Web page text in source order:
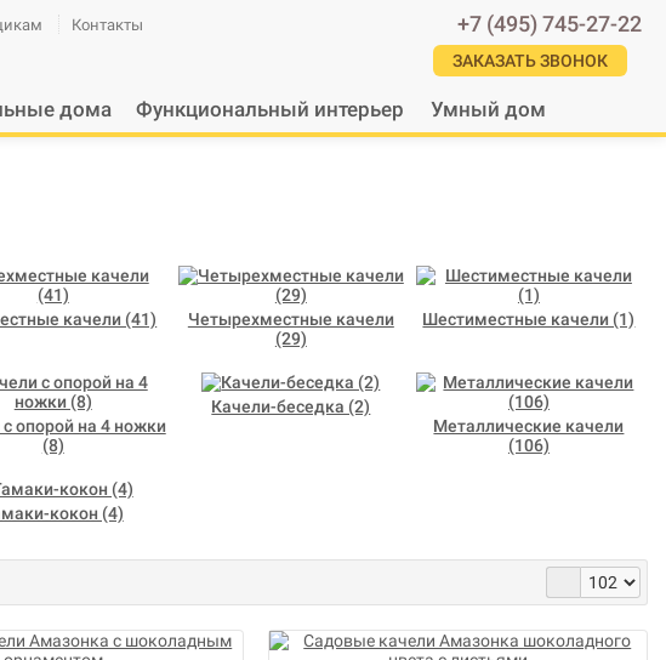
+7 (495) 745-27-22
ЗАКАЗАТЬ ЗВОНОК
Контакты
дома Функциональный интерьер Умный дом
качели (41)
Четырехместные качели
(29)
Шестиместные качели (1)
опорой на 4 ножки
(8)
Качели-беседка (2)
Металлические качели
(106)
кокон (4)